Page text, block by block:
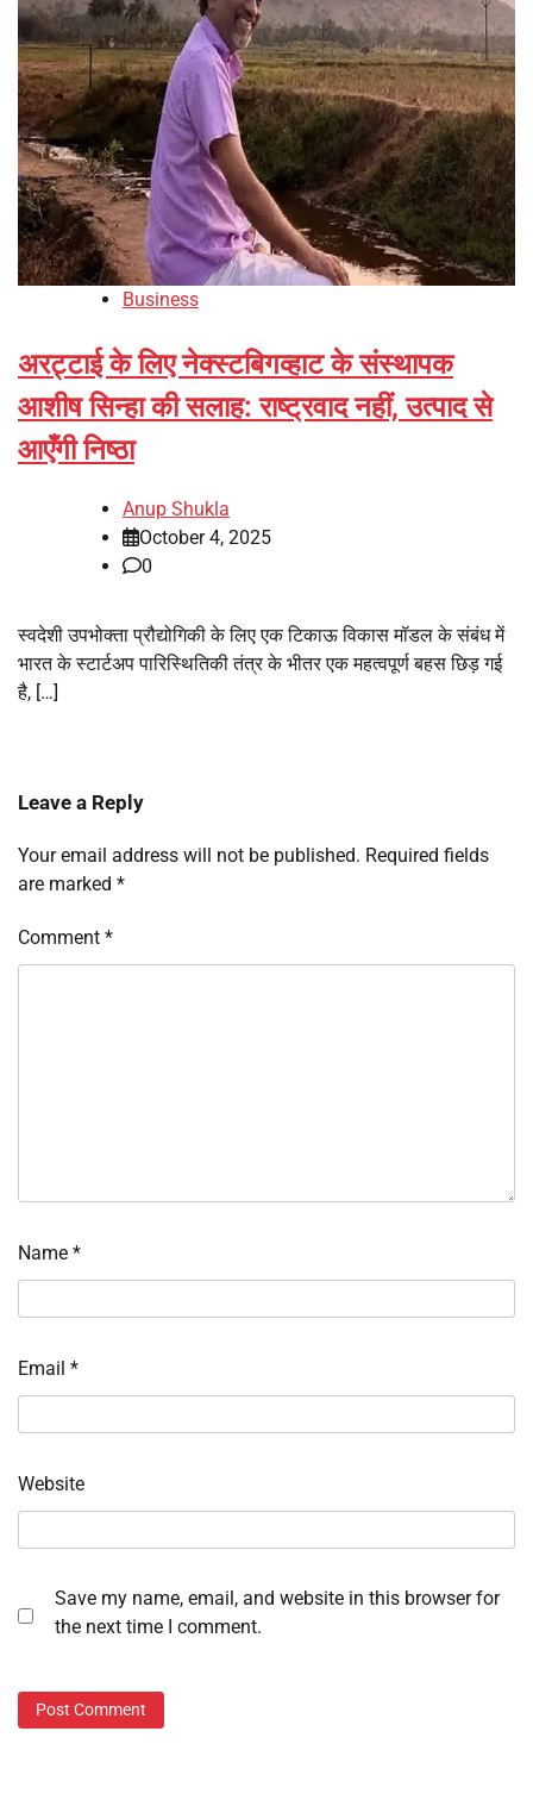
Business
अरट्टाई के लिए नेक्स्टबिगव्हाट के संस्थापक
आशीष सिन्हा की सलाह: राष्ट्रवाद नहीं, उत्पाद से
आएँगी निष्ठा
Anup Shukla
October 4, 2025
0
स्वदेशी उपभोक्ता प्रौद्योगिकी के लिए एक टिकाऊ विकास मॉडल के संबंध में
भारत के स्टार्टअप पारिस्थितिकी तंत्र के भीतर एक महत्वपूर्ण बहस छिड़ गई
है, […]
Leave a Reply
Your email address will not be published. Required fields
are marked *
Comment *
Name *
Email *
Website
Save my name, email, and website in this browser for
the next time I comment.